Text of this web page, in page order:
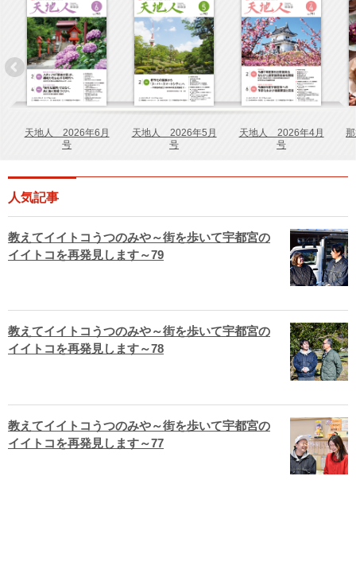
天地人 2026年6月
号
天地人 2026年5月
号
天地人 2026年4月
号
人気記事
教えてイイトコうつのみや～街を歩いて宇都宮の
イイトコを再発見します～79
教えてイイトコうつのみや～街を歩いて宇都宮の
イイトコを再発見します～78
教えてイイトコうつのみや～街を歩いて宇都宮の
イイトコを再発見します～77